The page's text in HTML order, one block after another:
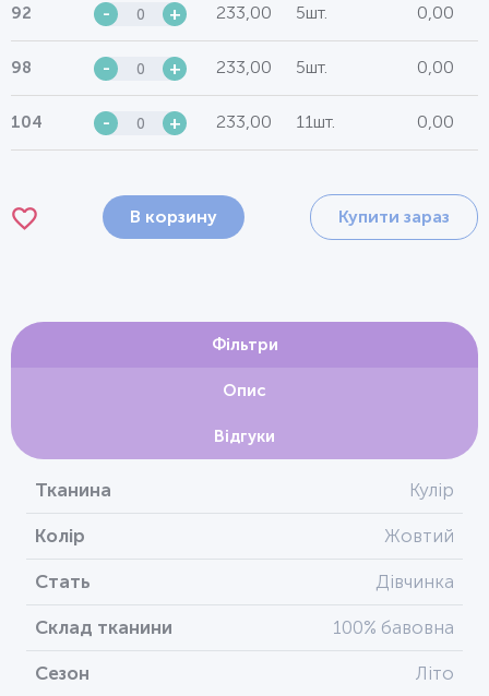
92 - + 233,00 5шт. 0,00
98 - + 233,00 5шт. 0,00
104 - + 233,00 11шт. 0,00
В корзину Купити зараз
Фільтри
Опис
Відгуки
Тканина Кулір
Колір Жовтий
Стать Дівчинка
Склад тканини 100% бавовна
Сезон Літо